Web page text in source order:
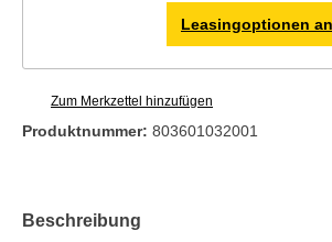
Leasingoptionen
Zum Merkzettel hinzufügen
Produktnummer: 803601032001
Beschreibung